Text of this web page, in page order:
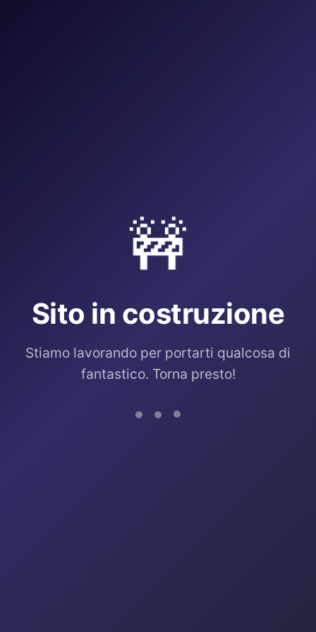
🚧
Sito in costruzione
Stiamo lavorando per portarti qualcosa di
fantastico. Torna presto!